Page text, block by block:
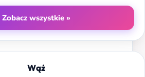
Zobacz wszystkie »
Wąż